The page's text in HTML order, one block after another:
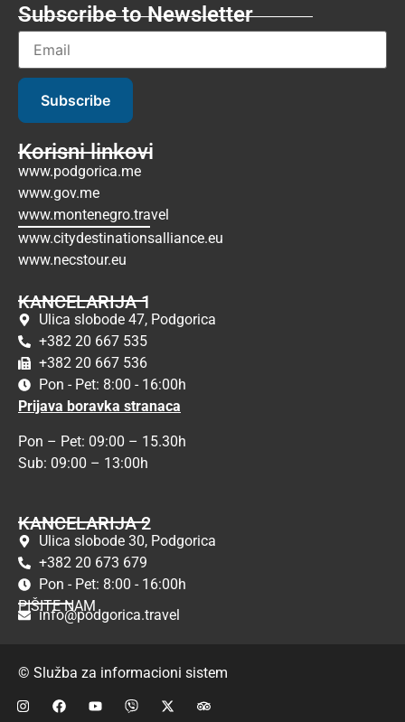
Subscribe to Newsletter
Subscribe
Korisni linkovi
www.podgorica.me
www.gov.me
www.montenegro.travel
www.citydestinationsalliance.eu
www.necstour.eu
KANCELARIJA 1
Ulica slobode 47, Podgorica
+382 20 667 535
+382 20 667 536
Pon - Pet: 8:00 - 16:00h
Prijava boravka stranaca
Pon – Pet: 09:00 – 15.30h
Sub: 09:00 – 13:00h
KANCELARIJA 2
Ulica slobode 30, Podgorica
+382 20 673 679
Pon - Pet: 8:00 - 16:00h
PIŠITE NAM
info@podgorica.travel
© Služba za informacioni sistem